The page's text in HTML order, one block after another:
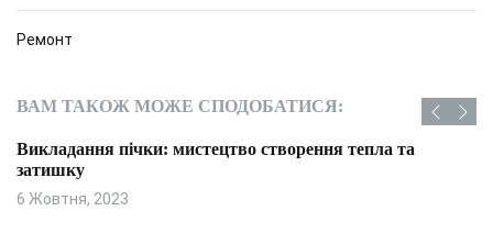
Ремонт
ВАМ ТАКОЖ МОЖЕ СПОДОБАТИСЯ:
Викладання пічки: мистецтво створення тепла та
затишку
6 Жовтня, 2023